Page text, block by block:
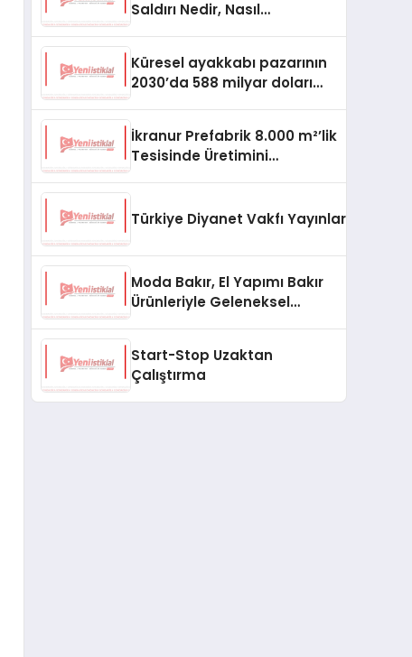
Saldırı Nedir, Nasıl
Küresel ayakkabı pazarının
2030’da 588 milyar doları
İkranur Prefabrik 8.000 m²’lik
Tesisinde Üretimini
Türkiye Diyanet Vakfı Yayınları, Yeni
Moda Bakır, El Yapımı Bakır
Ürünleriyle Geleneksel
Start-Stop Uzaktan
Çalıştırma